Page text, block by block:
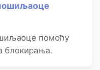
помоћу
блокирања.